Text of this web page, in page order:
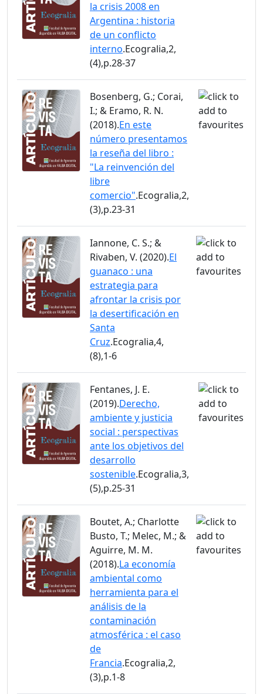
la crisis 2008 en
Argentina : historia
de un conflicto
interno.Ecogralia,2,
(4),p.28-37
Bosenberg, G.; Corai,
I.; & Eramo, R. N.
(2018).En este
número presentamos
la reseña del libro :
"La reinvención del
libre
comercio".Ecogralia,2,
(3),p.23-31
Iannone, C. S.; &
Rivaben, V. (2020).El
guanaco : una
estrategia para
afrontar la crisis por
la desertificación en
Santa
Cruz.Ecogralia,4,
(8),1-6
Fentanes, J. E.
(2019).Derecho,
ambiente y justicia
social : perspectivas
ante los objetivos del
desarrollo
sostenible.Ecogralia,3,
(5),p.25-31
Boutet, A.; Charlotte
Busto, T.; Melec, M.; &
Aguirre, M. M.
(2018).La economía
ambiental como
herramienta para el
análisis de la
contaminación
atmosférica : el caso
de
Francia.Ecogralia,2,
(3),p.1-8